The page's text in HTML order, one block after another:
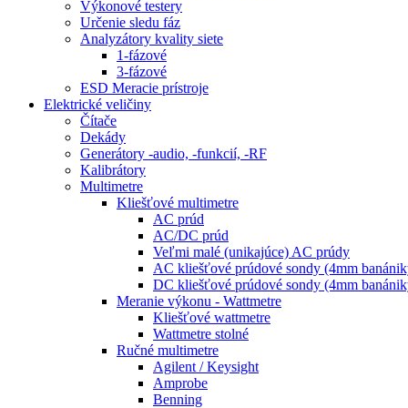
Výkonové testery
Určenie sledu fáz
Analyzátory kvality siete
1-fázové
3-fázové
ESD Meracie prístroje
Elektrické veličiny
Čítače
Dekády
Generátory -audio, -funkcií, -RF
Kalibrátory
Multimetre
Kliešťové multimetre
AC prúd
AC/DC prúd
Veľmi malé (unikajúce) AC prúdy
AC kliešťové prúdové sondy (4mm
DC kliešťové prúdové sondy (4mm
Meranie výkonu - Wattmetre
Kliešťové wattmetre
Wattmetre stolné
Ručné multimetre
Agilent / Keysight
Amprobe
Benning